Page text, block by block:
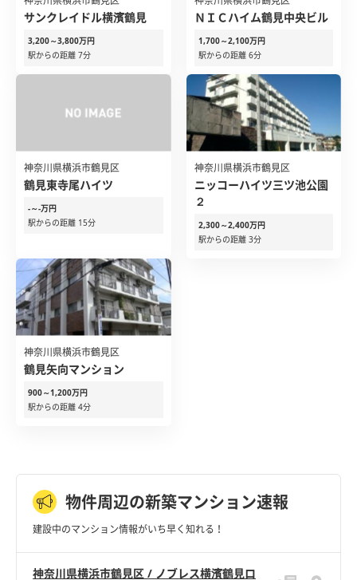
サンクレイドル横濱鶴見
3,200～3,800万円
駅からの距離 7分
ＮＩＣハイム鶴見中央ビル
1,700～2,100万円
駅からの距離 6分
神奈川県横浜市鶴見区
鶴見東寺尾ハイツ
-～-万円
駅からの距離 15分
神奈川県横浜市鶴見区
ニッコーハイツ三ツ池公園
２
2,300～2,400万円
駅からの距離 3分
神奈川県横浜市鶴見区
鶴見矢向マンション
900～1,200万円
駅からの距離 4分
物件周辺の新築マンション速報
建設中のマンション情報がいち早く知れる！
神奈川県横浜市鶴見区 / ノブレス横濱鶴見ロ